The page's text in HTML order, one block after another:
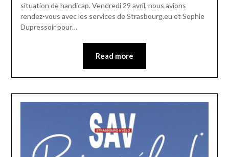
situation de handicap. Vendredi 29 avril, nous avions
rendez-vous avec les services de Strasbourg.eu et Sophie
Dupressoir pour…
Read more